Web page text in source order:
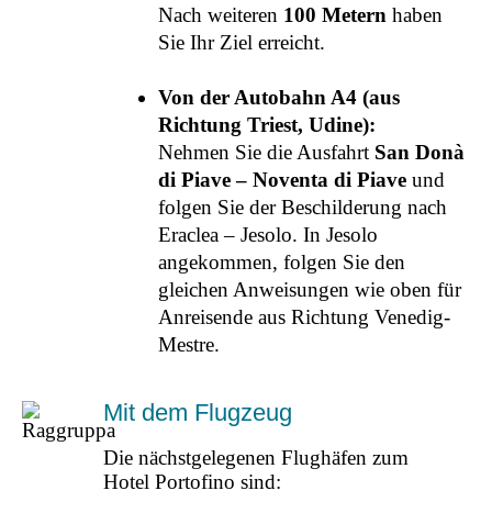
Nach weiteren 100 Metern haben
Sie Ihr Ziel erreicht.
Von der Autobahn A4 (aus
Richtung Triest, Udine):
Nehmen Sie die Ausfahrt San Donà
di Piave – Noventa di Piave und
folgen Sie der Beschilderung nach
Eraclea – Jesolo. In Jesolo
angekommen, folgen Sie den
gleichen Anweisungen wie oben für
Anreisende aus Richtung Venedig-
Mestre.
Mit dem Flugzeug
Die nächstgelegenen Flughäfen zum
Hotel Portofino sind: